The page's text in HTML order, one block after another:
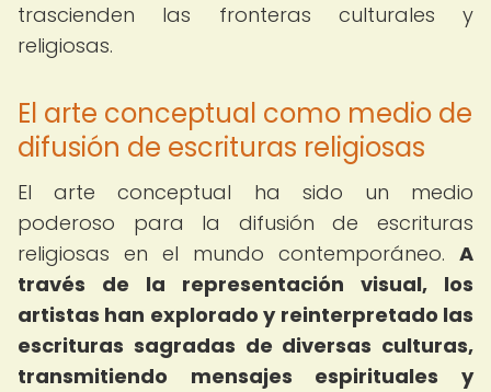
trascienden las fronteras culturales y
religiosas.
El arte conceptual como medio de
difusión de escrituras religiosas
El arte conceptual ha sido un medio
poderoso para la difusión de escrituras
religiosas en el mundo contemporáneo. A
través de la representación visual, los
artistas han explorado y reinterpretado las
escrituras sagradas de diversas culturas,
transmitiendo mensajes espirituales y